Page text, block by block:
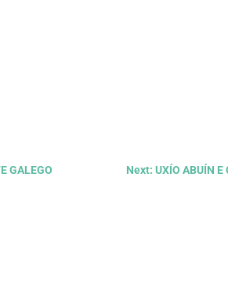
GALEGO Next: UXÍO ABUÍN E